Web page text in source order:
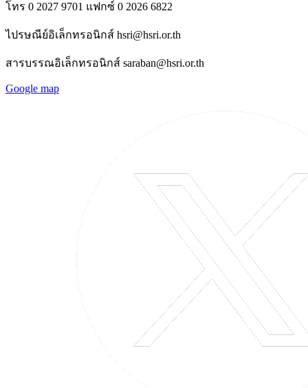
โทร 0 2027 9701 แฟกซ์ 0 2026 6822
ไปรษณีย์อิเล็กทรอนิกส์ hsri@hsri.or.th
สารบรรณอิเล็กทรอนิกส์ saraban@hsri.or.th
Google map